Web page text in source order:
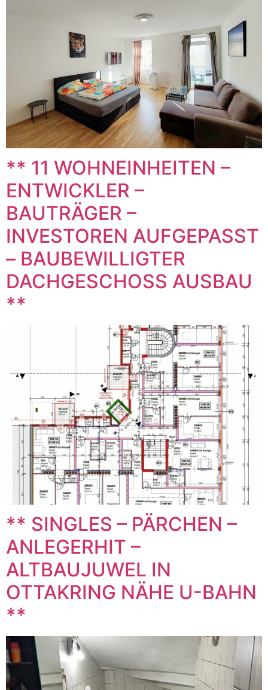
** 11 WOHNEINHEITEN –
ENTWICKLER –
BAUTRÄGER –
INVESTOREN AUFGEPASST
– BAUBEWILLIGTER
DACHGESCHOSS AUSBAU
**
** SINGLES – PÄRCHEN –
ANLEGERHIT –
ALTBAUJUWEL IN
OTTAKRING NÄHE U-BAHN
**